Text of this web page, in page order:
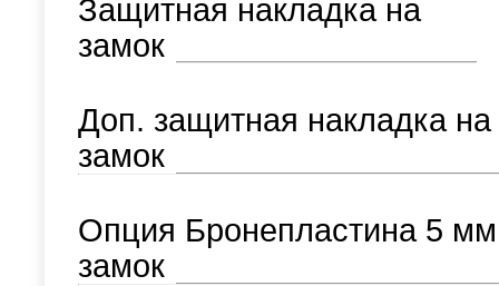
Защитная накладка на
замок
Доп. защитная накладка на
замок
Опция Бронепластина 5
замок